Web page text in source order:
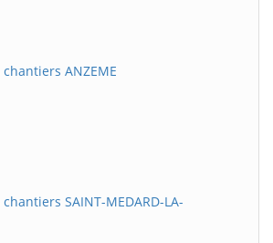
ANZEME
SAINT-MEDARD-LA-